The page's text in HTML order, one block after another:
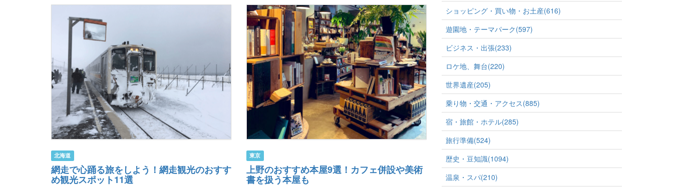
北海道
網走で心踊る旅をしよう！網走観光のおすす
め観光スポット11選
東京
上野のおすすめ本屋9選！カフェ併設や美術
書を扱う本屋も
ショッピング・買い物・お土産(616)
遊園地・テーマパーク(597)
ビジネス・出張(233)
ロケ地、舞台(220)
世界遺産(205)
乗り物・交通・アクセス(885)
宿・旅館・ホテル(285)
旅行準備(524)
歴史・豆知識(1094)
温泉・スパ(210)